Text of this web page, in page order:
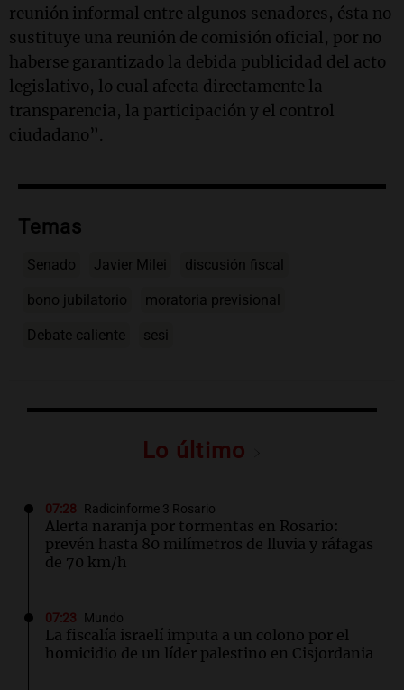
reunión informal entre algunos senadores, ésta no
sustituye una reunión de comisión oficial, por no
haberse garantizado la debida publicidad del acto
legislativo, lo cual afecta directamente la
transparencia, la participación y el control
ciudadano”.
Temas
Senado Javier Milei discusión fiscal
bono jubilatorio moratoria previsional
Debate caliente sesi
Lo último
07:28 Radioinforme 3 Rosario
Alerta naranja por tormentas en Rosario:
prevén hasta 80 milímetros de lluvia y ráfagas
de 70 km/h
07:23 Mundo
La fiscalía israelí imputa a un colono por el
homicidio de un líder palestino en Cisjordania